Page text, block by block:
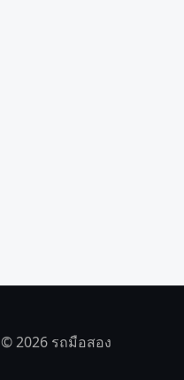
© 2026 รถมือสอง